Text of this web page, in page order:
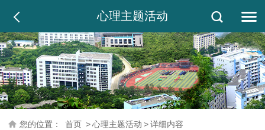
心理主题活动
您的位置： 首页 > 心理主题活动 > 详细内容